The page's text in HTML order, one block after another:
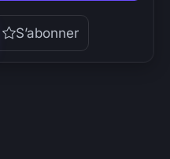
S’abonner